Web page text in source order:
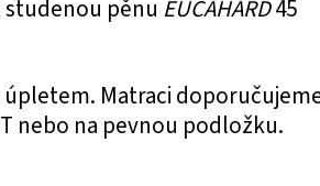
studenou pěnu EUCAHARD45
Matraci
nebo na pevnou podložku.